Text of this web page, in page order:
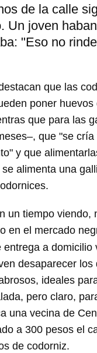
de la calle
Un joven
"Eso no
que las
poner huevos
que para las
que "se cría
y que
alimenta una
un tiempo viendo,
en el mercado
a domicilio
desaparecer los
ideales
pero claro,
una vecina de
a 300 pesos el
de codorniz.